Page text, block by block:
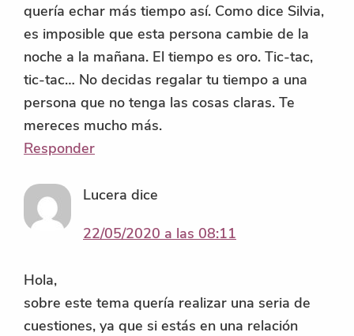
quería echar más tiempo así. Como dice Silvia,
es imposible que esta persona cambie de la
noche a la mañana. El tiempo es oro. Tic-tac,
tic-tac… No decidas regalar tu tiempo a una
persona que no tenga las cosas claras. Te
mereces mucho más.
Responder
Lucera dice
22/05/2020 a las 08:11
Hola,
sobre este tema quería realizar una seria de
cuestiones, ya que si estás en una relación